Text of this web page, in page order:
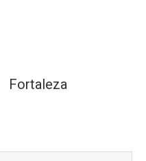
Fortaleza